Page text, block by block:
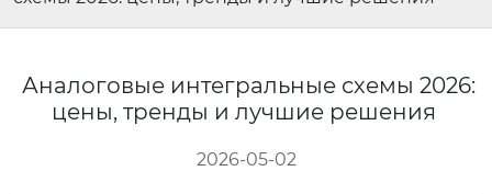
Аналоговые интегральные схемы 2026:
цены, тренды и лучшие решения
2026-05-02